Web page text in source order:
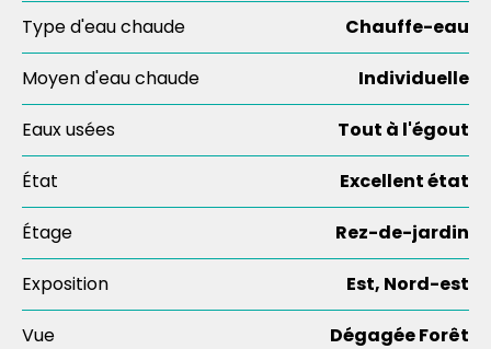
Type d'eau chaude Chauffe-eau
Moyen d'eau chaude Individuelle
Eaux usées Tout à l'égout
État Excellent état
Étage Rez-de-jardin
Exposition Est, Nord-est
Vue Dégagée Forêt